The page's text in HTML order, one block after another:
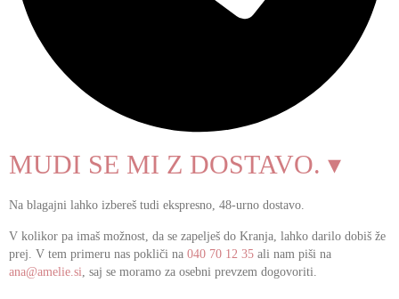
MUDI SE MI Z DOSTAVO. ▾
Na blagajni lahko izbereš tudi ekspresno, 48-urno dostavo.
V kolikor pa imaš možnost, da se zapelješ do Kranja, lahko darilo dobiš že
prej. V tem primeru nas pokliči na 040 70 12 35 ali nam piši na
ana@amelie.si , saj se moramo za osebni prevzem dogovoriti.